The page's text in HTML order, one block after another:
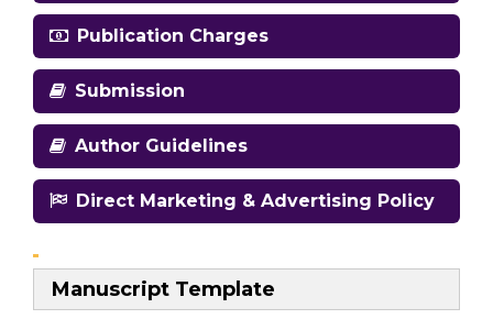
Publication Charges
Submission
Author Guidelines
Direct Marketing & Advertising Policy
Manuscript Template